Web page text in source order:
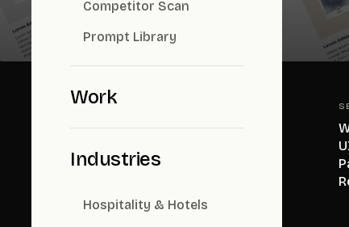
Competitor Scan
Prompt Library
Work
Industries
Hospitality & Hotels
INDUSTRY
Lifestyle · Tarot Service